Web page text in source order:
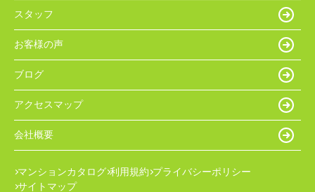
スタッフ
お客様の声
ブログ
アクセスマップ
会社概要
マンションカタログ 利用規約 プライバシーポリシー
サイトマップ